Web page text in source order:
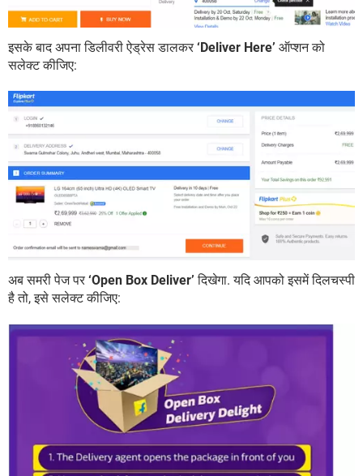
इसके बाद अपना डिलीवरी ऐड्रेस डालकर ‘Deliver Here’ ऑप्शन को
सलेक्ट कीजिए:
अब समरी पेज पर ‘Open Box Deliver’ दिखेगा. यदि आपको इसमें दिलचस्पी
है तो, इसे सलेक्ट कीजिए: